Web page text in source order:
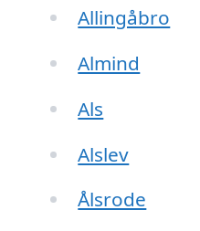
Allingåbro
Almind
Als
Alslev
Ålsrode